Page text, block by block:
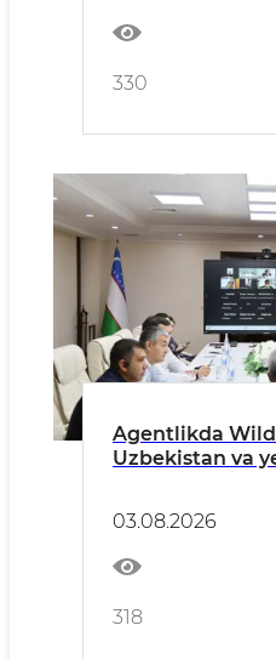
330
Agentlikda
Uzbekistan va
03.08.2026
318